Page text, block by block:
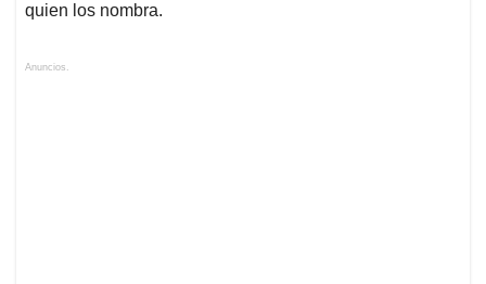
quien los nombra.
Anuncios.